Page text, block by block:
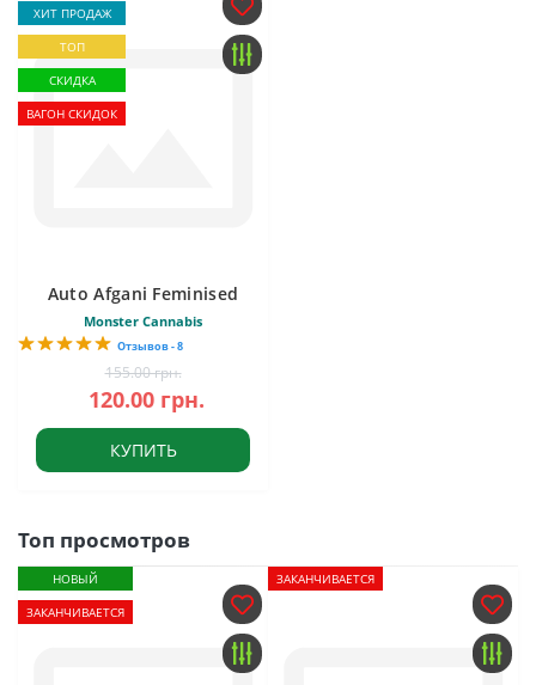
ХИТ ПРОДАЖ
ТОП
СКИДКА
ВАГОН СКИДОК
Auto Afgani Feminised
Monster Cannabis
Отзывов - 8
155.00 грн.
120.00 грн.
КУПИТЬ
Топ просмотров
НОВЫЙ
ЗАКАНЧИВАЕТСЯ
ЗАКАНЧИВАЕТСЯ